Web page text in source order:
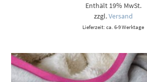
Enthält 19% MwSt.
zzgl.Versand
Lieferzeit: ca. 6-9 Werktage